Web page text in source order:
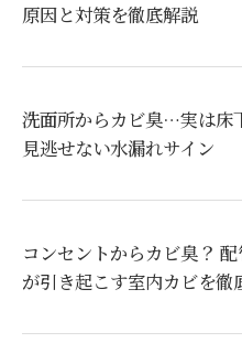
原因と対策を徹底解説
洗面所からカビ臭…実は床
見逃せない水漏れサイン
コンセントからカビ臭？
が引き起こす室内カビを徹